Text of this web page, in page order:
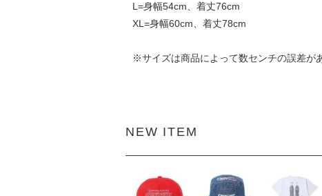
L=身幅54cm、着丈76cm
XL=身幅60cm、着丈78cm
※サイズは商品によって数センチの誤差が
NEW ITEM